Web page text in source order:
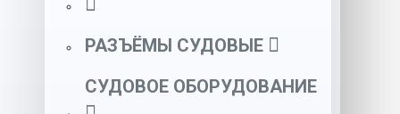
РАЗЪЁМЫ СУДОВЫЕ
СУДОВОЕ ОБОРУДОВАНИЕ